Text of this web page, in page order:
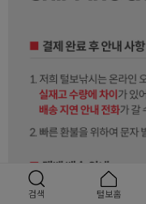
검색 털보홈